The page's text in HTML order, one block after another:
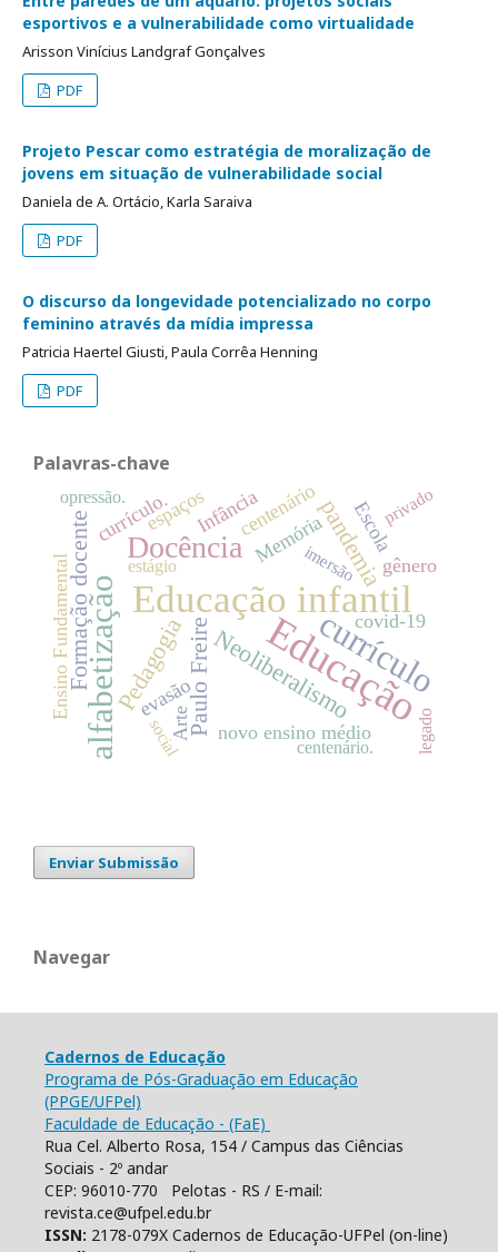
esportivos e a vulnerabilidade como virtualidade
Arisson Vinícius Landgraf Gonçalves
PDF
Projeto Pescar como estratégia de moralização de
jovens em situação de vulnerabilidade social
Daniela de A. Ortácio, Karla Saraiva
PDF
O discurso da longevidade potencializado no corpo
feminino através da mídia impressa
Patricia Haertel Giusti, Paula Corrêa Henning
PDF
Palavras-chave
Educação
Educação infantil
currículo
alfabetização
Docência pandemia
Paulo FreireNeoliberalismo
Pedagogia
Formação docente covid-19
currículo.
Ensino Fundamental evasão
novo ensino médio
Infância
espaços
Arte
Memória gênero
centenário Escola
opressão. privado
estágio imersão
centenário. legado
social
Enviar Submissão
Navegar
Cadernos de Educação
Programa de Pós-Graduação em Educação
(PPGE/UFPel)
Faculdade de Educação - (FaE)
Rua Cel. Alberto Rosa, 154 / Campus das Ciências
Sociais - 2º andar
CEP: 96010-770 Pelotas - RS / E-mail:
revista.ce@ufpel.edu.br
ISSN: 2178-079X Cadernos de Educação-UFPel (on-line)